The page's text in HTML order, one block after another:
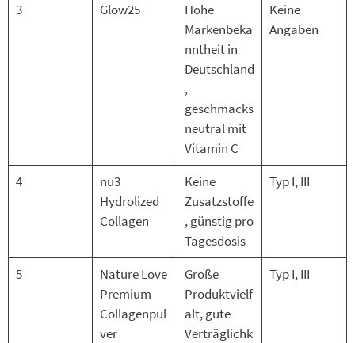
3 Glow25
Hohe
Markenbeka
nntheit in
Deutschland
,
geschmacks
neutral mit
Vitamin C
Keine
Angaben
4
nu3
Hydrolized
Collagen
Keine
Zusatzstoffe
, günstig pro
Tagesdosis
Typ I, III
5
Nature Love
Premium
Collagenpul
ver
Große
Produktvielf
alt, gute
Verträglichk
Typ I, III